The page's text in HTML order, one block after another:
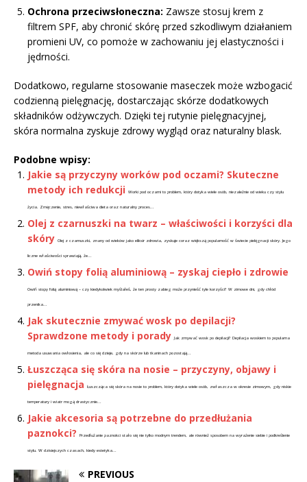
Ochrona przeciwsłoneczna: Zawsze stosuj krem z
filtrem SPF, aby chronić skórę przed szkodliwym działaniem
promieni UV, co pomoże w zachowaniu jej elastyczności i
jędrności.
Dodatkowo, regularne stosowanie maseczek może wzbogacić
codzienną pielęgnację, dostarczając skórze dodatkowych
składników odżywczych. Dzięki tej rutynie pielęgnacyjnej,
skóra normalna zyskuje zdrowy wygląd oraz naturalny blask.
Podobne wpisy:
Jakie są przyczyny worków pod oczami? Skuteczne
metody ich redukcji
Worki pod oczami to problem, który dotyka wiele osób, niezależnie od wieku czy stylu
życia. Zmęczenie, stres, niewłaściwa dieta oraz naturalny proces...
Olej z czarnuszki na twarz – właściwości i korzyści dla
skóry Olej z czarnuszki, znany od wieków jako eliksir zdrowia, zyskuje coraz większą popularność w świecie pielęgnacji skóry. Jego
liczne właściwości sprawiają, że...
Owiń stopy folią aluminiową – zyskaj ciepło i zdrowie
Owiń stopy folią aluminiową – czy kiedykolwiek myślałeś, że ten prosty zabieg może przynieść tyle korzyści? W zimowe dni, gdy chłód
przenika...
Jak skutecznie zmywać wosk po depilacji?
Sprawdzone metody i porady Jak zmywać wosk po depilacji? Depilacja woskiem to popularna
metoda usuwania owłosienia, ale co się dzieje, gdy na skórze lub tkaninach pozostają...
Łuszcząca się skóra na nosie – przyczyny, objawy i
pielęgnacja
Łuszcząca się skóra na nosie to problem, który dotyka wiele osób, zwłaszcza w okresie zimowym, gdy niskie
temperatury i wiatr mogą drastycznie...
Jakie akcesoria są potrzebne do przedłużania
paznokci?
Przedłużanie paznokci stało się nie tylko modnym trendem, ale również sposobem na wyrażenie siebie i podkreślenie
stylu. W dzisiejszych czasach, kiedy estetyka...
PREVIOUS